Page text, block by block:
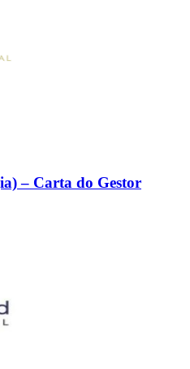
– Carta do Gestor